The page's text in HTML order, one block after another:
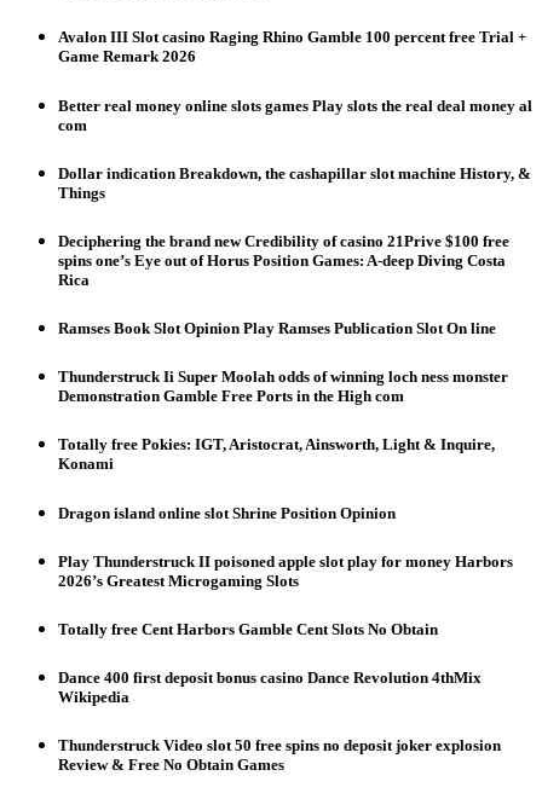
Avalon III Slot casino Raging Rhino Gamble 100 percent free Trial +
Game Remark 2026
Better real money online slots games Play slots the real deal money al
com
Dollar indication Breakdown, the cashapillar slot machine History, &
Things
Deciphering the brand new Credibility of casino 21Prive $100 free
spins one’s Eye out of Horus Position Games: A-deep Diving Costa
Rica
Ramses Book Slot Opinion Play Ramses Publication Slot On line
Thunderstruck Ii Super Moolah odds of winning loch ness monster
Demonstration Gamble Free Ports in the High com
Totally free Pokies: IGT, Aristocrat, Ainsworth, Light & Inquire,
Konami
Dragon island online slot Shrine Position Opinion
Play Thunderstruck II poisoned apple slot play for money Harbors
2026’s Greatest Microgaming Slots
Totally free Cent Harbors Gamble Cent Slots No Obtain
Dance 400 first deposit bonus casino Dance Revolution 4thMix
Wikipedia
Thunderstruck Video slot 50 free spins no deposit joker explosion
Review & Free No Obtain Games